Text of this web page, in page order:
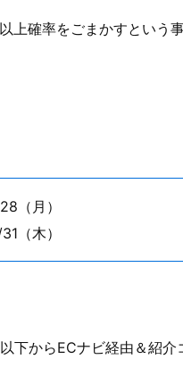
上確率をごまかすという
（月）
（木）
下からECナビ経由＆紹介